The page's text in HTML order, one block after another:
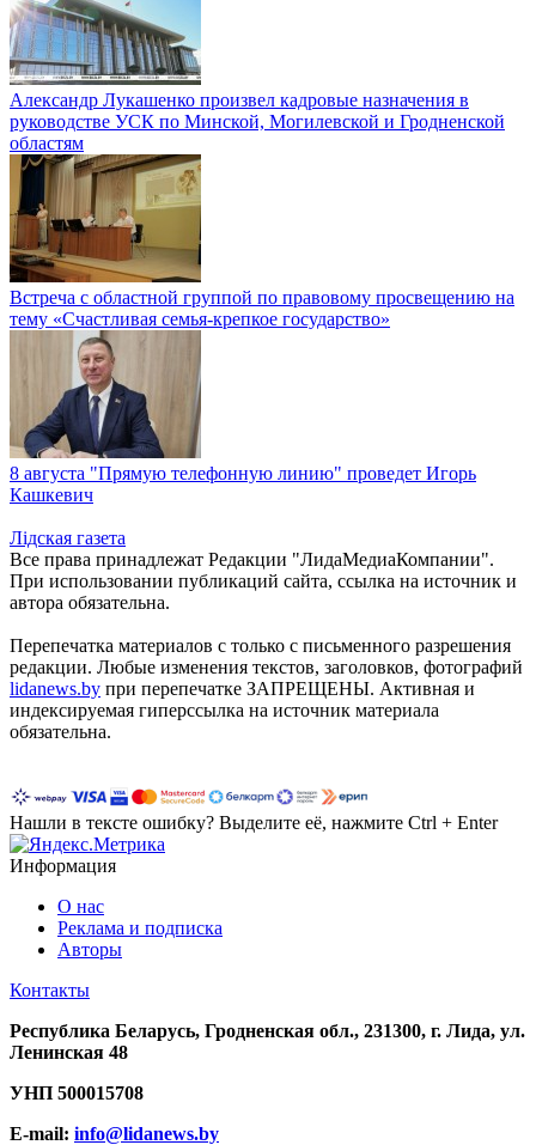
Александр Лукашенко произвел кадровые назначения в
руководстве УСК по Минской, Могилевской и Гродненской
областям
Встреча с областной группой по правовому просвещению на
тему «Счастливая семья-крепкое государство»
8 августа "Прямую телефонную линию" проведет Игорь
Кашкевич
Лiдская газета
Все права принадлежат Редакции "ЛидаМедиаКомпании".
При использовании публикаций сайта, ссылка на источник и
автора обязательна.
Перепечатка материалов c только с письменного разрешения
редакции. Любые изменения текстов, заголовков, фотографий
lidanews.by при перепечатке ЗАПРЕЩЕНЫ. Активная и
индексируемая гиперссылка на источник материала
обязательна.
Нашли в тексте ошибку? Выделите её, нажмите Ctrl + Enter
Информация
О нас
Реклама и подписка
Авторы
Контакты
Республика Беларусь, Гродненская обл., 231300, г. Лида, ул.
Ленинская 48
УНП 500015708
E-mail: info@lidanews.by